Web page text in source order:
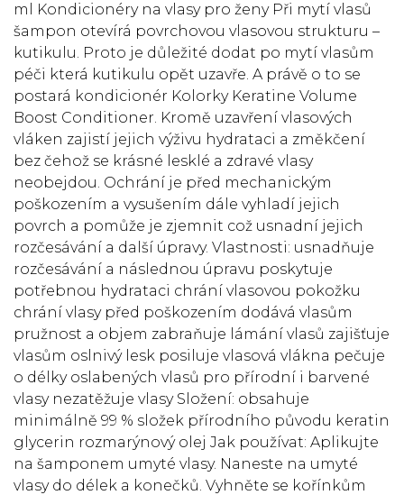
ml Kondicionéry na vlasy pro ženy Při mytí vlasů
šampon otevírá povrchovou vlasovou strukturu –
kutikulu. Proto je důležité dodat po mytí vlasům
péči která kutikulu opět uzavře. A právě o to se
postará kondicionér Kolorky Keratine Volume
Boost Conditioner. Kromě uzavření vlasových
vláken zajistí jejich výživu hydrataci a změkčení
bez čehož se krásné lesklé a zdravé vlasy
neobejdou. Ochrání je před mechanickým
poškozením a vysušením dále vyhladí jejich
povrch a pomůže je zjemnit což usnadní jejich
rozčesávání a další úpravy. Vlastnosti: usnadňuje
rozčesávání a následnou úpravu poskytuje
potřebnou hydrataci chrání vlasovou pokožku
chrání vlasy před poškozením dodává vlasům
pružnost a objem zabraňuje lámání vlasů zajišťuje
vlasům oslnivý lesk posiluje vlasová vlákna pečuje
o délky oslabených vlasů pro přírodní i barvené
vlasy nezatěžuje vlasy Složení: obsahuje
minimálně 99 % složek přírodního původu keratin
glycerin rozmarýnový olej Jak používat: Aplikujte
na šamponem umyté vlasy. Naneste na umyté
vlasy do délek a konečků. Vyhněte se kořínkům